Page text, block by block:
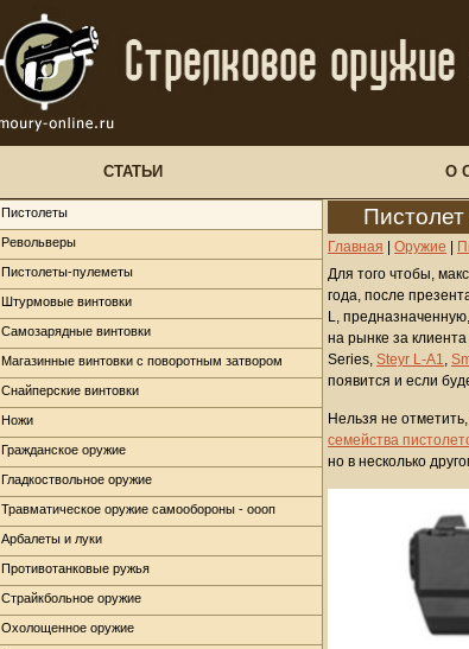
СТАТЬИ О
Главная Оружие
Для того чтобы,
года, после
L,
на рынке за
Series, Steyr L-A1,
появится и если
Нельзя не
семейства
но в несколько
Пистолеты
Револьверы
Пистолеты-пулеметы
Штурмовые винтовки
Самозарядные винтовки
Магазинные винтовки с поворотным затвором
Снайперские винтовки
Ножи
Гражданское оружие
Гладкоствольное оружие
Травматическое оружие самообороны - оооп
Арбалеты и луки
Противотанковые ружья
Страйкбольное оружие
Охолощенное оружие